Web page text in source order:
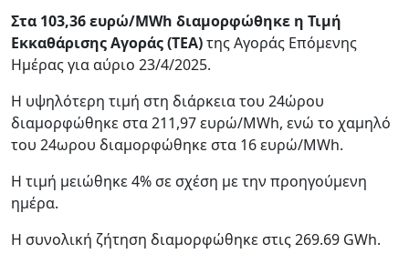
Στα 103,36 ευρώ/MWh διαμορφώθηκε η Τιμή
Εκκαθάρισης Αγοράς (ΤΕΑ)της Αγοράς Επόμενης
Ημέρας για αύριο 23/4/2025.
Η υψηλότερη τιμή στη διάρκεια του 24ώρου
διαμορφώθηκε στα 211,97 ευρώ/MWh, ενώ το χαμηλό
του 24ωρου διαμορφώθηκε στα 16 ευρώ/MWh.
Η τιμή μειώθηκε 4% σε σχέση με την προηγούμενη
ημέρα.
Η συνολική ζήτηση διαμορφώθηκε στις 269.69 GWh.